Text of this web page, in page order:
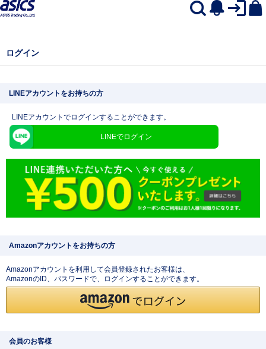
ログイン
LINEアカウントをお持ちの方
LINEアカウントでログインすることができます。
LINEでログイン
Amazonアカウントをお持ちの方
Amazonアカウントを利用して会員登録されたお客様は、
AmazonのID、パスワードで、ログインすることができます。
会員のお客様